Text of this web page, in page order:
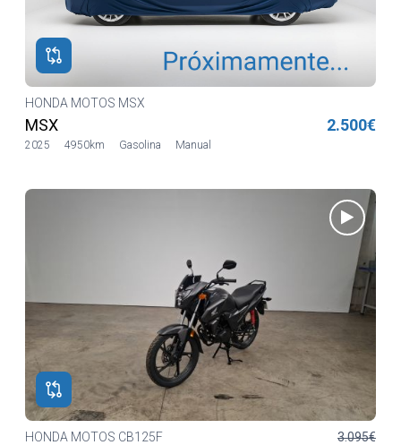
HONDA MOTOS MSX
MSX
2025 4950km Gasolina Manual
2.500€
HONDA MOTOS CB125F 3.095€